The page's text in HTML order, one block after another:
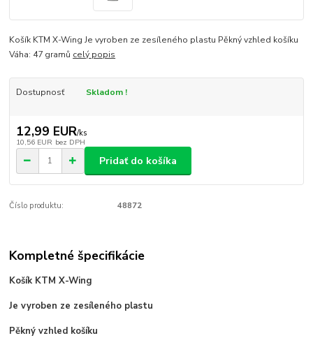
Košík KTM X-Wing Je vyroben ze zesíleného plastu Pěkný vzhled košíku
Váha: 47 gramů celý popis
Dostupnosť Skladom !
12,99 EUR/ks
10,56 EUR bez DPH
Pridať do košíka
Číslo produktu: 48872
Kompletné špecifikácie
Košík KTM X-Wing
Je vyroben ze zesíleného plastu
Pěkný vzhled košíku